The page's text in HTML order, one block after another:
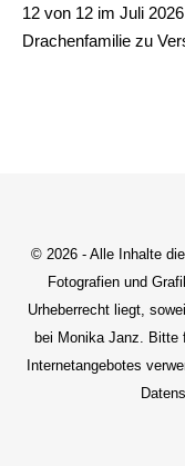
12 von 12 im Juli
Drachenfamilie zu
© 2026 - Alle Inhalte
Fotografien und
Urheberrecht liegt,
bei Monika Janz. Bitte
Internetangebotes